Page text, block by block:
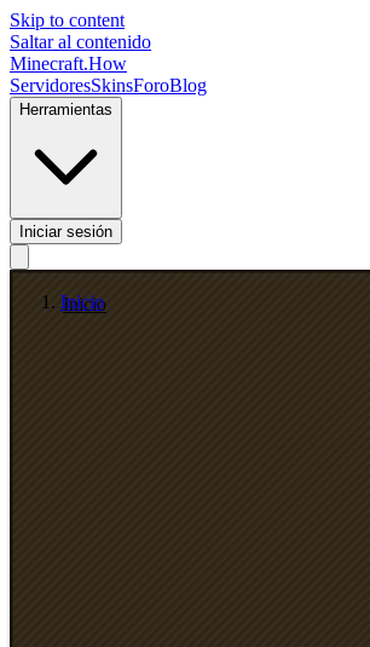
Skip to content
Saltar al contenido
Minecraft.How
ServidoresSkinsForoBlog
Herramientas
Iniciar sesión
Inicio